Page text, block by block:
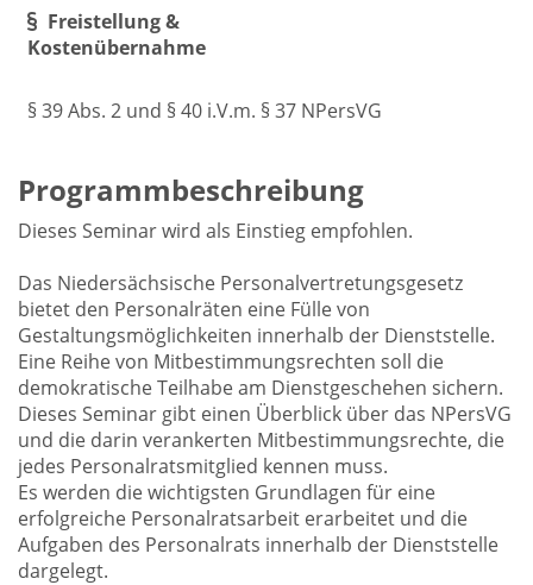
Freistellung &
Kostenübernahme
§ 39 Abs. 2 und § 40 i.V.m. § 37 NPersVG
Programmbeschreibung
Dieses Seminar wird als Einstieg empfohlen.
Das Niedersächsische Personalvertretungsgesetz
bietet den Personalräten eine Fülle von
Gestaltungsmöglichkeiten innerhalb der Dienststelle.
Eine Reihe von Mitbestimmungsrechten soll die
demokratische Teilhabe am Dienstgeschehen sichern.
Dieses Seminar gibt einen Überblick über das NPersVG
und die darin verankerten Mitbestimmungsrechte, die
jedes Personalratsmitglied kennen muss.
Es werden die wichtigsten Grundlagen für eine
erfolgreiche Personalratsarbeit erarbeitet und die
Aufgaben des Personalrats innerhalb der Dienststelle
dargelegt.